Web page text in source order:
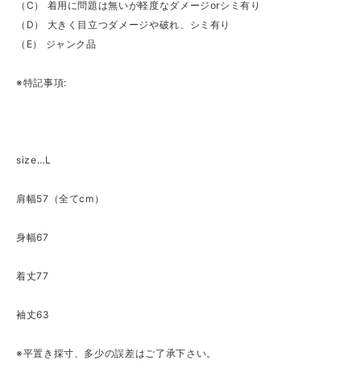
（C） 着用に問題は無いが軽度なダメージorシミ有り
（D） 大きく目立つダメージや破れ、シミ有り
（E） ジャンク品
※特記事項:
size…L
肩幅57（全てcm）
身幅67
着丈77
袖丈63
※平置き採寸、多少の誤差はご了承下さい。